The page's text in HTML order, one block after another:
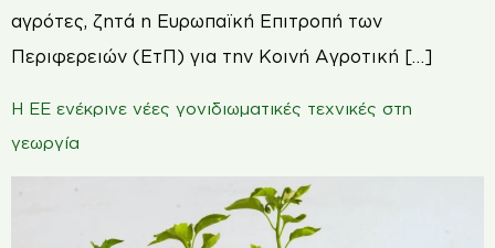
αγρότες, ζητά η Ευρωπαϊκή Επιτροπή των
Περιφερειών (ΕτΠ) για την Κοινή Αγροτική […]
Η ΕΕ ενέκρινε νέες γονιδιωματικές τεχνικές στη
γεωργία